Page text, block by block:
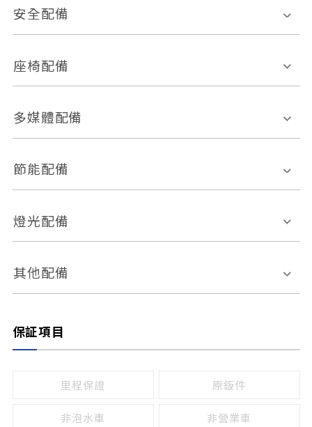
後視鏡方向指示燈
多功能方向盤
恆溫空調
安全配備
前座正面氣囊
ABS防鎖死
車道偏離警示
自動停車系統 盲點偵測系統
倒車雷達
座椅配備
皮椅
無
有
多媒體配備
外部音源接入
節能配備
引擎啟閉系統
燈光配備
感應頭燈
頭燈光源
其他配備
保証項目
里程保證 原鈑件
非泡水車 非營業車